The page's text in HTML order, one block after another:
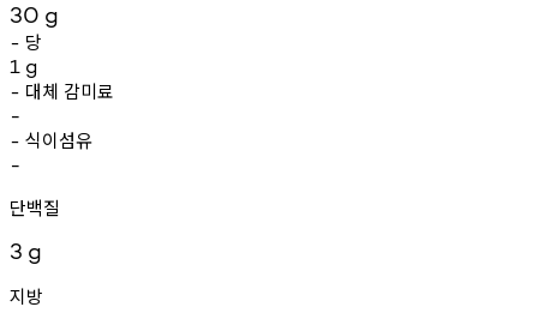
30 g
- 당
1 g
- 대체 감미료
-
- 식이섬유
-
단백질
3 g
지방